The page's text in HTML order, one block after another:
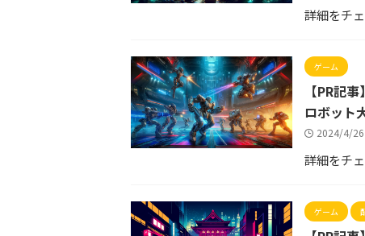
詳細をチ
ゲーム
【PR記
ロボット
2024/4/26
詳細をチ
ゲーム